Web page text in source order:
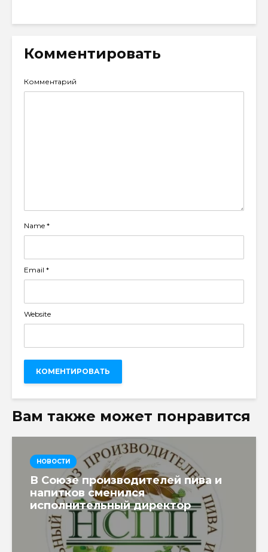
Комментировать
Комментарий
Name *
Email *
Website
Вам также может понравится
НОВОСТИ
В Союзе производителей пива и
напитков сменился
исполнительный директор